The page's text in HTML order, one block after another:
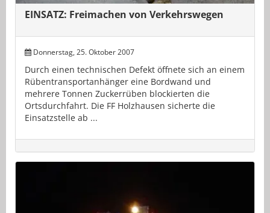
EINSATZ: Freimachen von Verkehrswegen
Donnerstag, 25. Oktober 2007
Durch einen technischen Defekt öffnete sich an einem
Rübentransportanhänger eine Bordwand und
mehrere Tonnen Zuckerrüben blockierten die
Ortsdurchfahrt. Die FF Holzhausen sicherte die
Einsatzstelle ab ...